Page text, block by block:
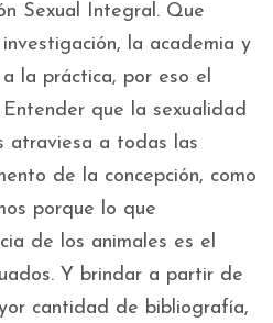
Sexual Integral. Que
la academia y
la práctica, por eso el
que la sexualidad
atraviesa a todas las
de la concepción, como
porque lo que
de los animales es el
Y brindar a partir de
cantidad de bibliografía,